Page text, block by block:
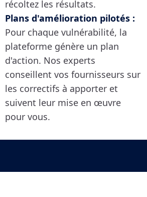
récoltez les résultats.
Plans d'amélioration pilotés :
Pour chaque vulnérabilité, la
plateforme génère un plan
d'action. Nos experts
conseillent vos fournisseurs sur
les correctifs à apporter et
suivent leur mise en œuvre
pour vous.